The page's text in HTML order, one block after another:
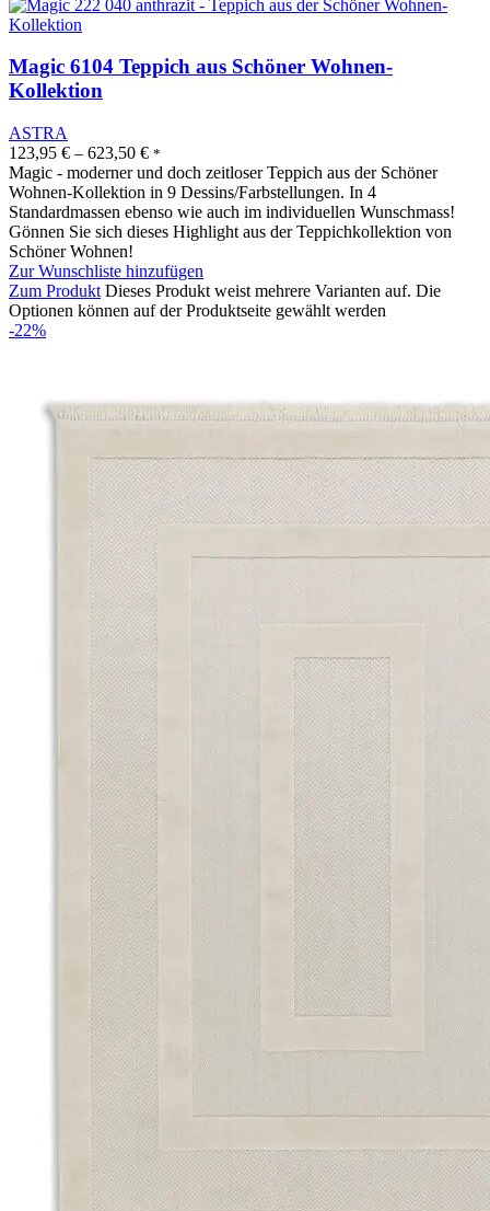
Magic 6104 Teppich aus Schöner Wohnen-
Kollektion
ASTRA
123,95 € – 623,50 € *
Magic - moderner und doch zeitloser Teppich aus der Schöner
Wohnen-Kollektion in 9 Dessins/Farbstellungen. In 4
Standardmassen ebenso wie auch im individuellen Wunschmass!
Gönnen Sie sich dieses Highlight aus der Teppichkollektion von
Schöner Wohnen!
Zur Wunschliste hinzufügen
Zum Produkt Dieses Produkt weist mehrere Varianten auf. Die
Optionen können auf der Produktseite gewählt werden
-22%